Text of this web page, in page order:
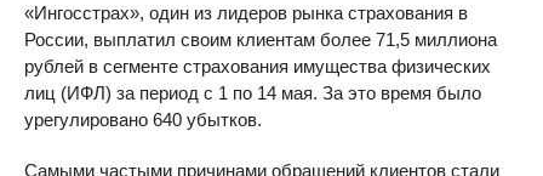
«Ингосстрах», один из лидеров рынка страхования в
России, выплатил своим клиентам более 71,5 миллиона
рублей в сегменте страхования имущества физических
лиц (ИФЛ) за период с 1 по 14 мая. За это время было
урегулировано 640 убытков.
Самыми частыми причинами обращений клиентов стали